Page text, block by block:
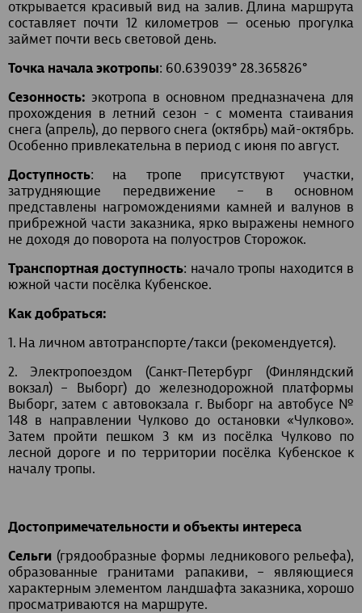
открывается красивый вид на залив. Длина маршрута
составляет почти 12 километров — осенью прогулка
займет почти весь световой день.
Точка начала экотропы: 60.639039° 28.365826°
Сезонность: экотропа в основном предназначена для
прохождения в летний сезон - с момента стаивания
снега (апрель), до первого снега (октябрь) май-октябрь.
Особенно привлекательна в период с июня по август.
Доступность: на тропе присутствуют участки,
затрудняющие передвижение – в основном
представлены нагромождениями камней и валунов в
прибрежной части заказника, ярко выражены немного
не доходя до поворота на полуостров Сторожок.
Транспортная доступность: начало тропы находится в
южной части посёлка Кубенское.
Как добраться:
1. На личном автотранспорте/такси (рекомендуется).
2. Электропоездом (Санкт-Петербург (Финляндский
вокзал) – Выборг) до железнодорожной платформы
Выборг, затем с автовокзала г. Выборг на автобусе №
148 в направлении Чулково до остановки «Чулково».
Затем пройти пешком 3 км из посёлка Чулково по
лесной дороге и по территории посёлка Кубенское к
началу тропы.
Достопримечательности и объекты интереса
Сельги (грядообразные формы ледникового рельефа),
образованные гранитами рапакиви, – являющиеся
характерным элементом ландшафта заказника, хорошо
просматриваются на маршруте.